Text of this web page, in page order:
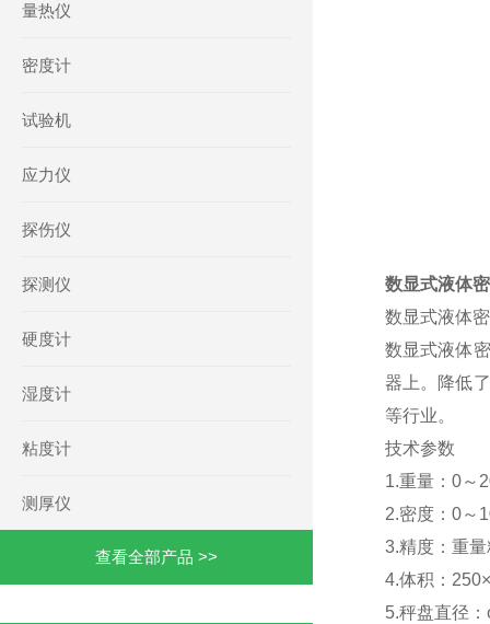
量热仪
密度计
试验机
应力仪
探伤仪
探测仪
硬度计
湿度计
粘度计
测厚仪
查看全部产品 >>
数显式液体
数显式液体
数显式液体
器上。降低
等行业。
技术参数
1.重量：0～
2.密度：0～
3.精度：重
4.体积：
5.秤盘直径